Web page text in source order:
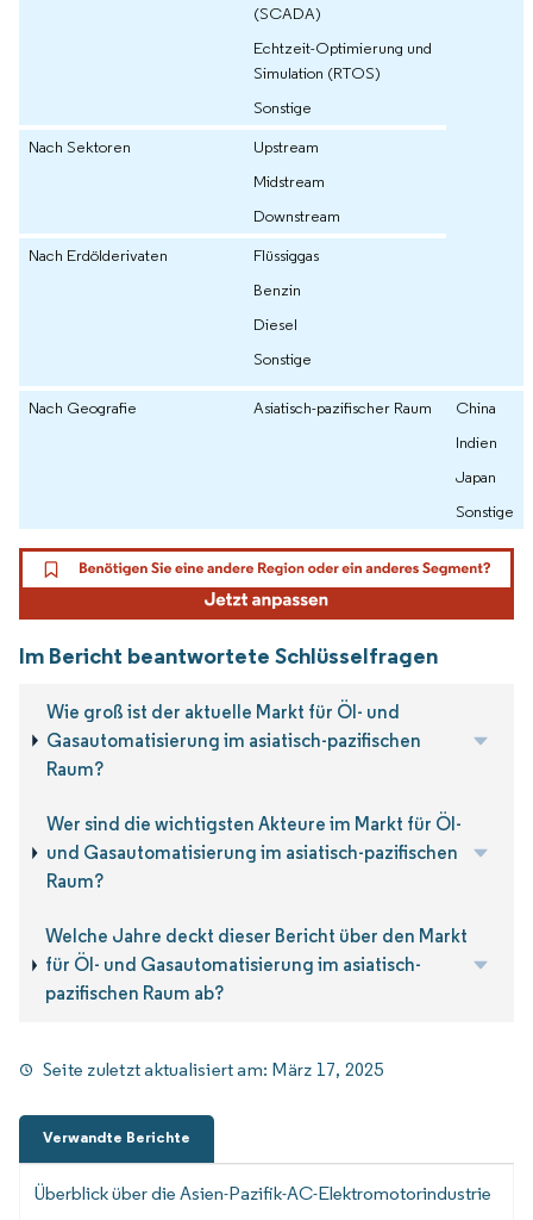
(SCADA)
Echtzeit-Optimierung und
Simulation (RTOS)
Sonstige
Nach Sektoren
Upstream
Midstream
Downstream
Nach Erdölderivaten
Flüssiggas
Benzin
Diesel
Sonstige
Nach Geografie Asiatisch-pazifischer Raum
China
Indien
Japan
Sonstige
Im Bericht beantwortete Schlüsselfragen
Wie groß ist der aktuelle Markt für Öl- und
Gasautomatisierung im asiatisch-pazifischen
Raum?
Wer sind die wichtigsten Akteure im Markt für Öl-
und Gasautomatisierung im asiatisch-pazifischen
Raum?
Welche Jahre deckt dieser Bericht über den Markt
für Öl- und Gasautomatisierung im asiatisch-
pazifischen Raum ab?
Seite zuletzt aktualisiert am: März 17, 2025
Verwandte Berichte
Überblick über die Asien-Pazifik-AC-Elektromotorindustrie